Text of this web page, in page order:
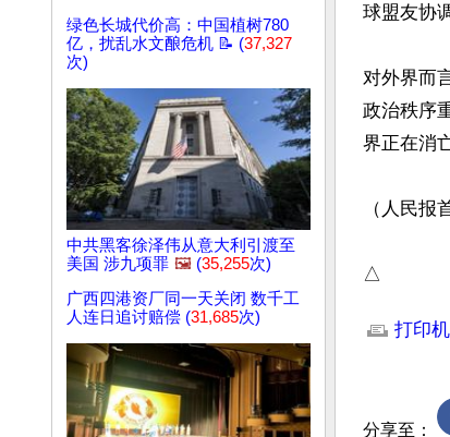
绿色长城代价高：中国植树780
亿，扰乱水文酿危机 📝 (37,327
次)
中共黑客徐泽伟从意大利引渡至
美国 涉九项罪 🖼️ (35,255次)
广西四港资厂同一天关闭 数千工
人连日追讨赔偿 (31,685次)
球盟友协
对外界而
政治秩序
界正在消
（人民报
△
打印
分享至：